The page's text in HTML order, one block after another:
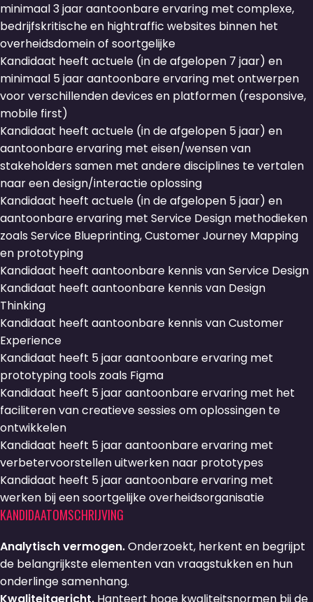
minimaal 3 jaar aantoonbare ervaring met complexe,
bedrijfskritische en hightraffic websites binnen het
overheidsdomein of soortgelijke
Kandidaat heeft actuele (in de afgelopen 7 jaar) en
minimaal 5 jaar aantoonbare ervaring met ontwerpen
voor verschillenden devices en platformen (responsive,
mobile first)
Kandidaat heeft actuele (in de afgelopen 5 jaar) en
aantoonbare ervaring met eisen/wensen van
stakeholders samen met andere disciplines te vertalen
naar een design/interactie oplossing
Kandidaat heeft actuele (in de afgelopen 5 jaar) en
aantoonbare ervaring met Service Design methodieken
zoals Service Blueprinting, Customer Journey Mapping
en prototyping
Kandidaat heeft aantoonbare kennis van Service Design
Kandidaat heeft aantoonbare kennis van Design
Thinking
Kandidaat heeft aantoonbare kennis van Customer
Experience
Kandidaat heeft 5 jaar aantoonbare ervaring met
prototyping tools zoals Figma
Kandidaat heeft 5 jaar aantoonbare ervaring met het
faciliteren van creatieve sessies om oplossingen te
ontwikkelen
Kandidaat heeft 5 jaar aantoonbare ervaring met
verbetervoorstellen uitwerken naar prototypes
Kandidaat heeft 5 jaar aantoonbare ervaring met
werken bij een soortgelijke overheidsorganisatie
KANDIDAATOMSCHRIJVING
Analytisch vermogen.Onderzoekt, herkent en begrijpt
de belangrijkste elementen van vraagstukken en hun
onderlinge samenhang.